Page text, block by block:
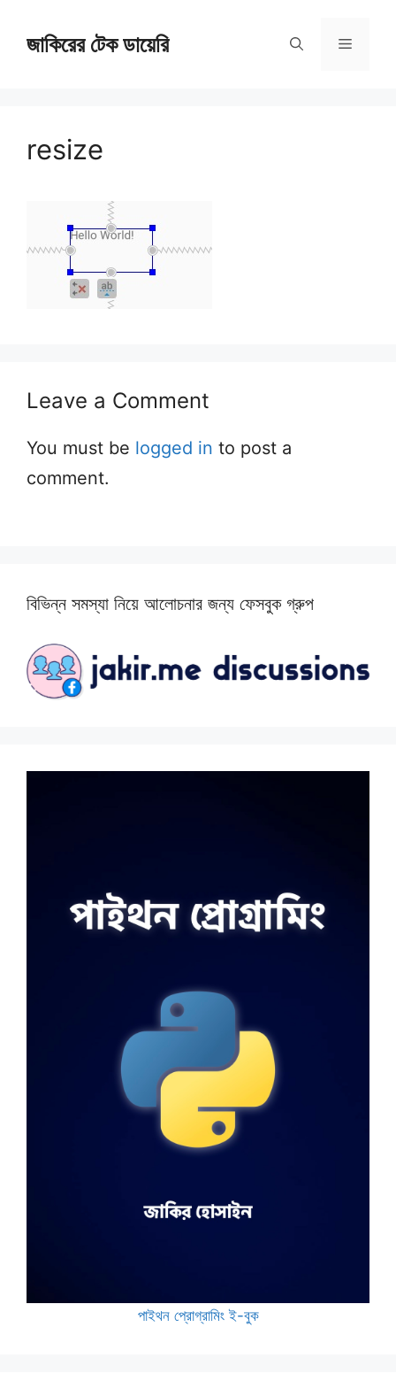
জাকিরের টেক ডায়েরি Menu
resize
Leave a Comment
You must be logged in to post a
comment.
বিভিন্ন সমস্যা নিয়ে আলোচনার জন্য ফেসবুক গ্রুপ
পাইথন প্রোগ্রামিং ই-বুক